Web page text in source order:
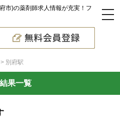
市)の薬剤師求人情報が充実！フ
別府駅
果一覧